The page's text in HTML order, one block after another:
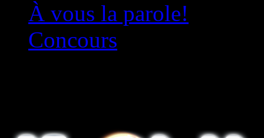
À vous la parole!
Concours